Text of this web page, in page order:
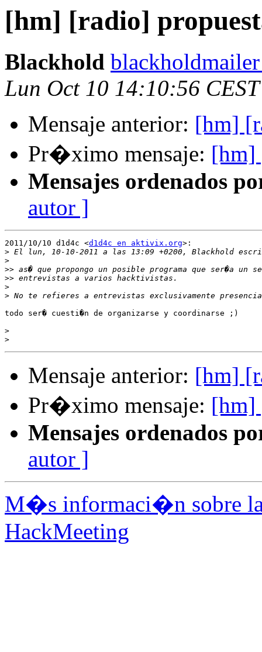
[hm] [radio]
Blackhold
Lun Oct 10 14:10:56
Mensaje anterior: [hm]
Pr�ximo mensaje: [hm]
Mensajes ordenados
autor ]
2011/10/10 d1d4c <d1d4c en aktivix.org>:
>
>
>>
>>
>
>
todo ser� cuesti�n de organizarse y coordinarse ;)
>
>
Mensaje anterior: [hm]
Pr�ximo mensaje: [hm]
Mensajes ordenados
autor ]
M�s informaci�n sobre
HackMeeting